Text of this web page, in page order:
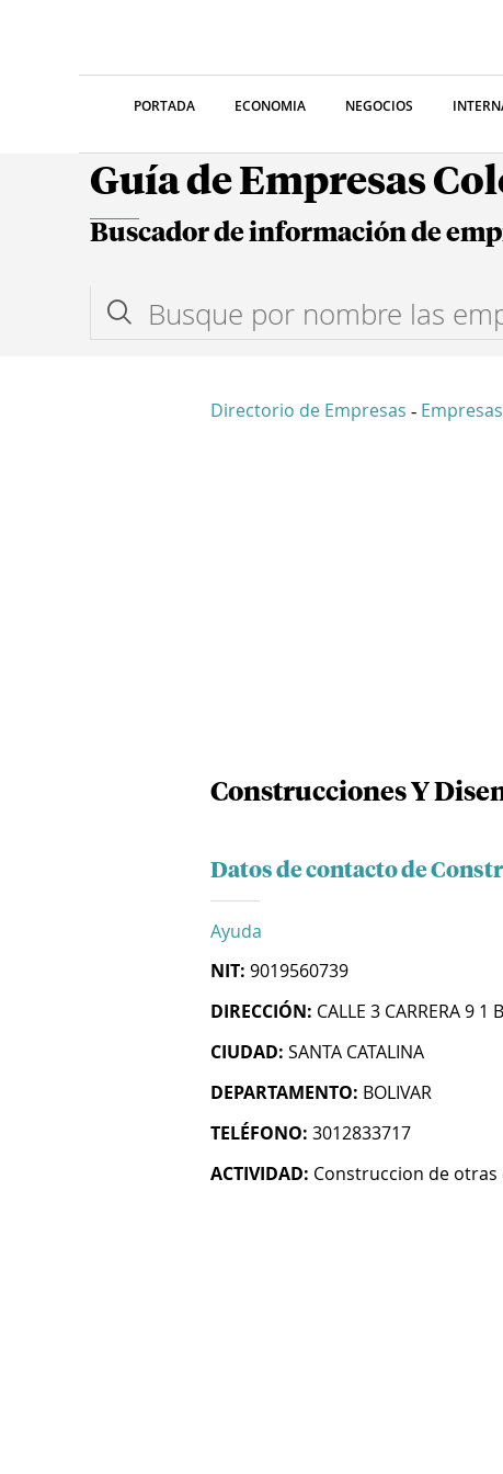
PORTADA ECONOMIA NEGOCIOS
Guía de Empresas
Buscador de información de
Directorio de Empresas -
Construcciones Y
Datos de contacto de
Ayuda
NIT: 9019560739
DIRECCIÓN: CALLE 3 CARRERA 9 1
CIUDAD: SANTA CATALINA
DEPARTAMENTO: BOLIVAR
TELÉFONO: 3012833717
ACTIVIDAD: Construccion de